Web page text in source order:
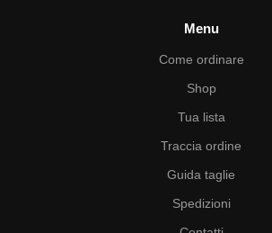
Menu
Come ordinare
Shop
Tua lista
Traccia ordine
Guida taglie
Spedizioni